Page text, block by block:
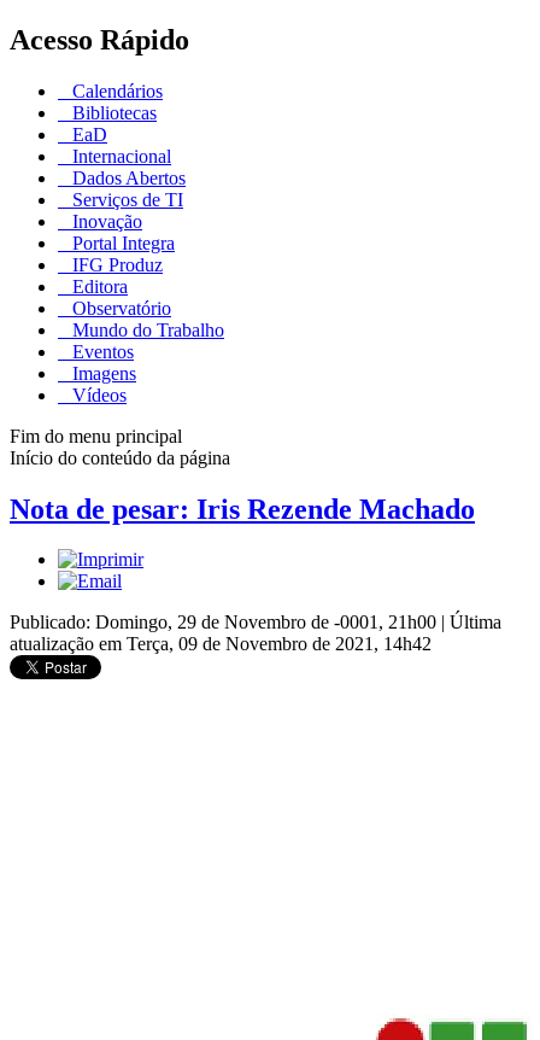
Acesso Rápido
Calendários
Bibliotecas
EaD
Internacional
Dados Abertos
Serviços de TI
Inovação
Portal Integra
IFG Produz
Editora
Observatório
Mundo do Trabalho
Eventos
Imagens
Vídeos
Fim do menu principal
Início do conteúdo da página
Nota de pesar: Iris Rezende Machado
Publicado: Domingo, 29 de Novembro de -0001, 21h00 | Última
atualização em Terça, 09 de Novembro de 2021, 14h42